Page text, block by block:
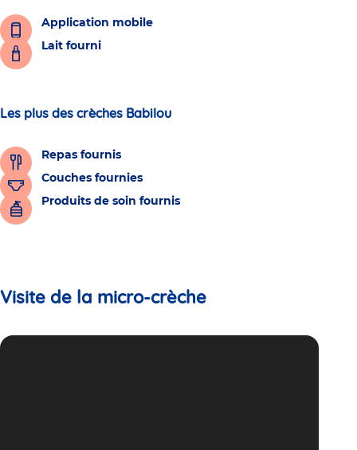
Application mobile
Lait fourni
Les plus des crèches Babilou
Repas fournis
Couches fournies
Produits de soin fournis
Visite de la micro-crèche